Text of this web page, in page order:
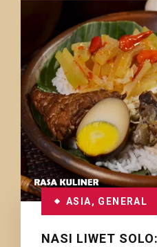
ASIA, GENERAL
NASI LIWET